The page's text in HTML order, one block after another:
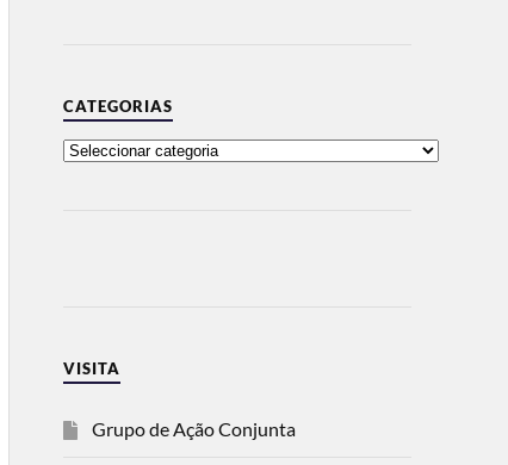
CATEGORIAS
VISITA
Grupo de Ação Conjunta